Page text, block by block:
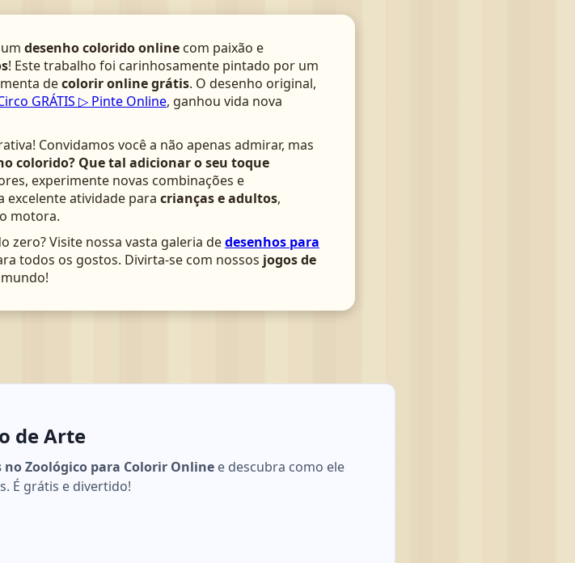
desenho colorido online com paixão e
! Este trabalho foi carinhosamente pintado por um
decolorir online grátis. O desenho original,
GRÁTIS ▷ Pinte Online, ganhou vida nova
Convidamos você a não apenas admirar, mas
colorido? Que tal adicionar o seu toque
experimente novas combinações e
excelente atividade para crianças e adultos,
motora.
zero? Visite nossa vasta galeria dedesenhos para
todos os gostos. Divirta-se com nossos jogos de
de Arte
no Zoológico para Colorir Online e descubra como ele
É grátis e divertido!